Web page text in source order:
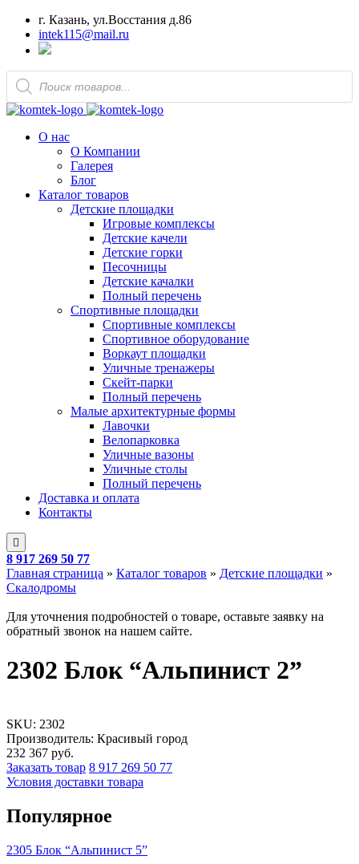
г. Казань, ул.Восстания д.86
intek115@mail.ru
Поиск
товаров
О нас
О Компании
Галерея
Блог
Каталог товаров
Детские площадки
Игровые комплексы
Детские качели
Детские горки
Песочницы
Детские качалки
Полный перечень
Спортивные площадки
Спортивные комплексы
Спортивное оборудование
Воркаут площадки
Уличные тренажеры
Скейт-парки
Полный перечень
Малые архитектурные формы
Лавочки
Велопарковка
Уличные вазоны
Уличные столы
Полный перечень
Доставка и оплата
Контакты
8 917 269 50 77
Главная страница » Каталог товаров » Детские площадки »
Скалодромы
Для уточнения подробностей о товаре, оставьте заявку на
обратный звонок на нашем сайте.
2302 Блок “Альпинист 2”
SKU: 2302
Производитель: Красивый город
232 367 руб.
Заказать товар 8 917 269 50 77
Условия доставки товара
Популярное
2305 Блок “Альпинист 5”